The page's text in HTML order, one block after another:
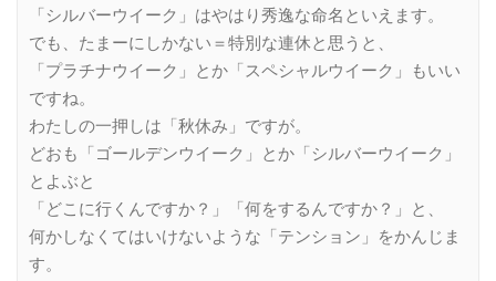
「シルバーウイーク」はやはり秀逸な命名といえます。
でも、たまーにしかない＝特別な連休と思うと、
「プラチナウイーク」とか「スペシャルウイーク」もいい
ですね。
わたしの一押しは「秋休み」ですが。
どおも「ゴールデンウイーク」とか「シルバーウイーク」
とよぶと
「どこに行くんですか？」「何をするんですか？」と、
何かしなくてはいけないような「テンション」をかんじま
す。